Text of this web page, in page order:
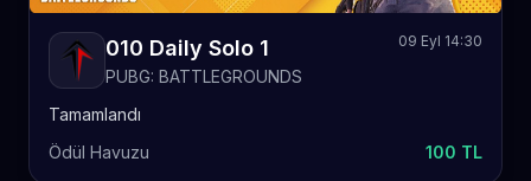
010 Daily Solo 1
PUBG: BATTLEGROUNDS
09 Eyl 14:30
Tamamlandı
Ödül Havuzu
100 TL